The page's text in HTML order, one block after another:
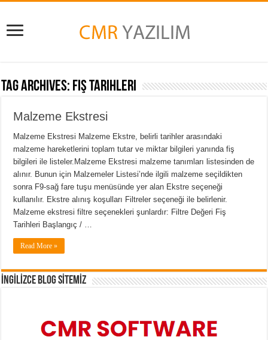
Tag Archives: Fiş Tarihleri
Malzeme Ekstresi
Malzeme Ekstresi Malzeme Ekstre, belirli tarihler arasındaki
malzeme hareketlerini toplam tutar ve miktar bilgileri yanında fiş
bilgileri ile listeler.Malzeme Ekstresi malzeme tanımları listesinden de
alınır. Bunun için Malzemeler Listesi’nde ilgili malzeme seçildikten
sonra F9-sağ fare tuşu menüsünde yer alan Ekstre seçeneği
kullanılır. Ekstre alınış koşulları Filtreler seçeneği ile belirlenir.
Malzeme ekstresi filtre seçenekleri şunlardır: Filtre Değeri Fiş
Tarihleri Başlangıç / …
Read More »
İNGİLİZCE BLOG SİTEMİZ